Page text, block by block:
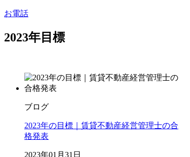
お電話
2023年目標
ブログ
2023年の目標｜賃貸不動産経営管理士の合
格発表
2023年01月31日